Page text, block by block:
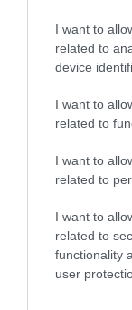
I want to
related to
device
I want to
related to
I want to
related to
I want to
related to
functionality
user
Nyelvtan : A
képzőkben,
az esetek
et,
Szórend: A
ami azt
változhat a
szeretnénk
nyelvekhez